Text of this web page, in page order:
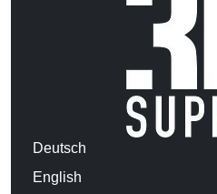
Deutsch
English